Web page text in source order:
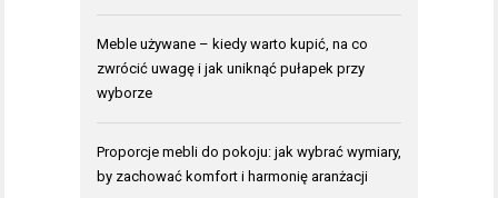
Meble używane – kiedy warto kupić, na co
zwrócić uwagę i jak uniknąć pułapek przy
wyborze
Proporcje mebli do pokoju: jak wybrać wymiary,
by zachować komfort i harmonię aranżacji